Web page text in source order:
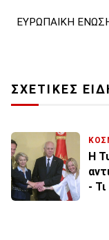
ΕΥΡΩΠΑΙΚΗ
ΣΧΕΤΙΚΕΣ
Η
-